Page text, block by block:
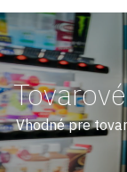
Vhodné pre